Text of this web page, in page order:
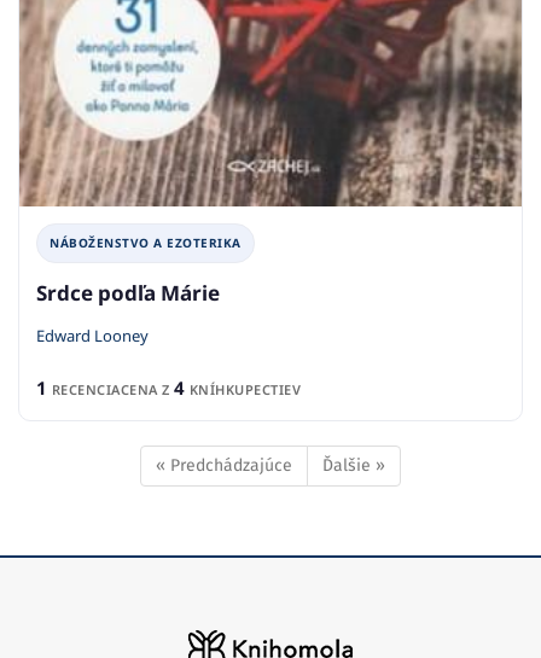
NÁBOŽENSTVO A EZOTERIKA
Srdce podľa Márie
Edward Looney
1 RECENCIACENA Z 4 KNÍHKUPECTIEV
« Predchádzajúce Ďalšie »